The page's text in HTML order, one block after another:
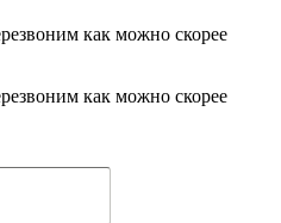
как можно скорее
как можно скорее